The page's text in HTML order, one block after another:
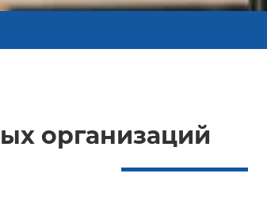
организаций